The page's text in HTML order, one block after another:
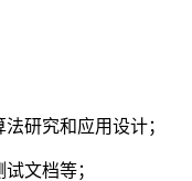
研究和应用设计；
文档等；